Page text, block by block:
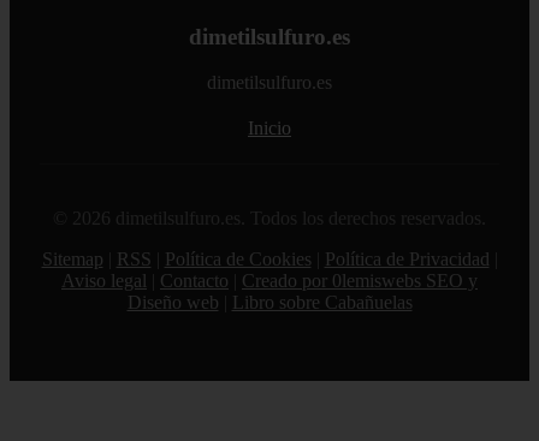
dimetilsulfuro.es
dimetilsulfuro.es
Inicio
© 2026 dimetilsulfuro.es. Todos los derechos reservados.
Sitemap
RSS Política de Cookies Política de Privacidad
Aviso legal
Contacto
Creado por 0lemiswebs SEO y
Diseño web
Libro sobre Cabañuelas